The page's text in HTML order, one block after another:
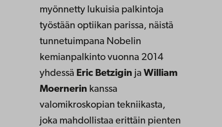
myönnetty lukuisia palkintoja
työstään optiikan parissa, näistä
tunnetuimpana Nobelin
kemianpalkinto vuonna 2014
yhdessä Eric Betzigin ja William
Moernerin kanssa
valomikroskopian tekniikasta,
joka mahdollistaa erittäin pienten